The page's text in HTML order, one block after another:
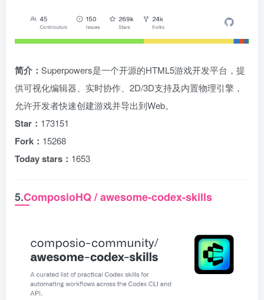
简介： Superpowers是一个开源的HTML5游戏开发平台，提
供可视化编辑器、实时协作、2D/3D支持及内置物理引擎，
允许开发者快速创建游戏并导出到Web。
Star： 173151
Fork： 15268
Today stars： 1653
5.ComposioHQ / awesome-codex-skills